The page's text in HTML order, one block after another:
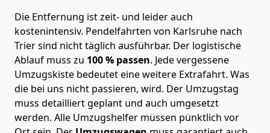
Die Entfernung ist zeit- und leider auch
kostenintensiv. Pendelfahrten von Karlsruhe nach
Trier sind nicht täglich ausführbar. Der logistische
Ablauf muss zu 100 % passen. Jede vergessene
Umzugskiste bedeutet eine weitere Extrafahrt. Was
die bei uns nicht passieren, wird. Der Umzugstag
muss detailliert geplant und auch umgesetzt
werden. Alle Umzugshelfer müssen pünktlich vor